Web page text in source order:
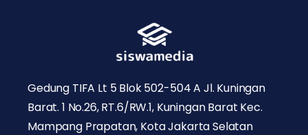
Gedung TIFA Lt 5 Blok 502-504 A Jl. Kuningan
Barat. 1 No.26, RT.6/RW.1, Kuningan Barat Kec.
Mampang Prapatan, Kota Jakarta Selatan